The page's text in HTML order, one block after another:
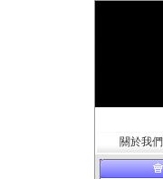
關於我們